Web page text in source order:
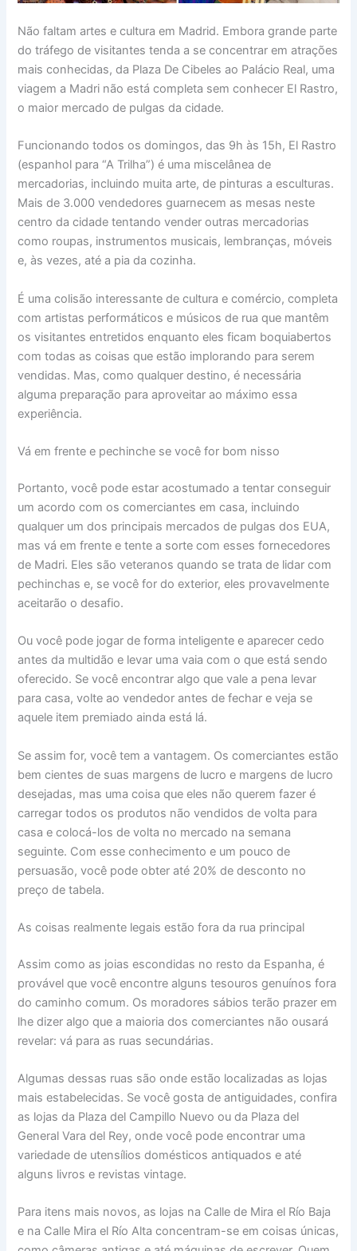
Não faltam artes e cultura em Madrid. Embora grande parte
do tráfego de visitantes tenda a se concentrar em atrações
mais conhecidas, da Plaza De Cibeles ao Palácio Real, uma
viagem a Madri não está completa sem conhecer El Rastro,
o maior mercado de pulgas da cidade.
Funcionando todos os domingos, das 9h às 15h, El Rastro
(espanhol para “A Trilha”) é uma miscelânea de
mercadorias, incluindo muita arte, de pinturas a esculturas.
Mais de 3.000 vendedores guarnecem as mesas neste
centro da cidade tentando vender outras mercadorias
como roupas, instrumentos musicais, lembranças, móveis
e, às vezes, até a pia da cozinha.
É uma colisão interessante de cultura e comércio, completa
com artistas performáticos e músicos de rua que mantêm
os visitantes entretidos enquanto eles ficam boquiabertos
com todas as coisas que estão implorando para serem
vendidas. Mas, como qualquer destino, é necessária
alguma preparação para aproveitar ao máximo essa
experiência.
Vá em frente e pechinche se você for bom nisso
Portanto, você pode estar acostumado a tentar conseguir
um acordo com os comerciantes em casa, incluindo
qualquer um dos principais mercados de pulgas dos EUA,
mas vá em frente e tente a sorte com esses fornecedores
de Madri. Eles são veteranos quando se trata de lidar com
pechinchas e, se você for do exterior, eles provavelmente
aceitarão o desafio.
Ou você pode jogar de forma inteligente e aparecer cedo
antes da multidão e levar uma vaia com o que está sendo
oferecido. Se você encontrar algo que vale a pena levar
para casa, volte ao vendedor antes de fechar e veja se
aquele item premiado ainda está lá.
Se assim for, você tem a vantagem. Os comerciantes estão
bem cientes de suas margens de lucro e margens de lucro
desejadas, mas uma coisa que eles não querem fazer é
carregar todos os produtos não vendidos de volta para
casa e colocá-los de volta no mercado na semana
seguinte. Com esse conhecimento e um pouco de
persuasão, você pode obter até 20% de desconto no
preço de tabela.
As coisas realmente legais estão fora da rua principal
Assim como as joias escondidas no resto da Espanha, é
provável que você encontre alguns tesouros genuínos fora
do caminho comum. Os moradores sábios terão prazer em
lhe dizer algo que a maioria dos comerciantes não ousará
revelar: vá para as ruas secundárias.
Algumas dessas ruas são onde estão localizadas as lojas
mais estabelecidas. Se você gosta de antiguidades, confira
as lojas da Plaza del Campillo Nuevo ou da Plaza del
General Vara del Rey, onde você pode encontrar uma
variedade de utensílios domésticos antiquados e até
alguns livros e revistas vintage.
Para itens mais novos, as lojas na Calle de Mira el Río Baja
e na Calle Mira el Río Alta concentram-se em coisas únicas,